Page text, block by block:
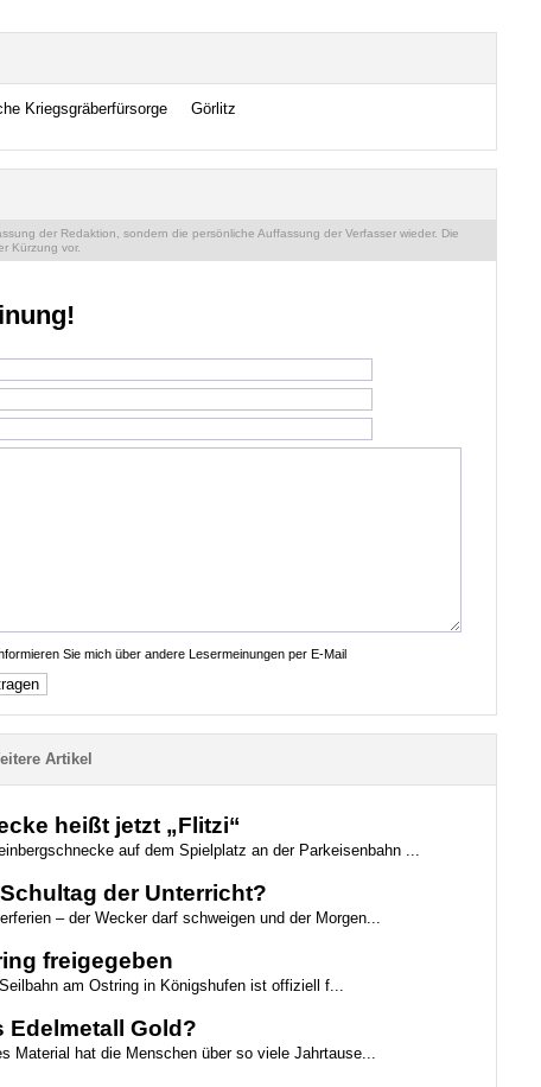
Kriegsgräberfürsorge Görlitz
der Redaktion, sondern die persönliche Auffassung der Verfasser wieder. Die
Kürzung vor.
Sie mich über andere Lesermeinungen per E-Mail
Artikel
heißt jetzt „Flitzi“
auf dem Spielplatz an der Parkeisenbahn ...
der Unterricht?
– der Wecker darf schweigen und der Morgen...
freigegeben
am Ostring in Königshufen ist offiziell f...
Edelmetall Gold?
Material hat die Menschen über so viele Jahrtause...